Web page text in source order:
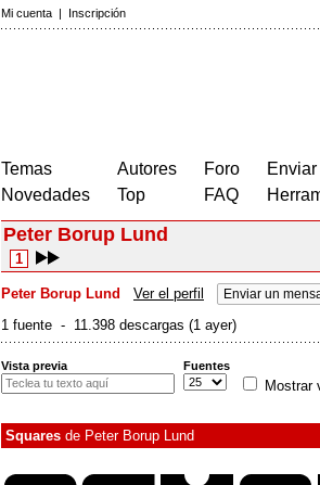
Mi cuenta | Inscripción
Temas
Novedades
Autores
Top
Foro
FAQ
Peter Borup Lund
1
Peter Borup Lund Ver el perfil Enviar un
1 fuente - 11.398 descargas (1 ayer)
Vista previa Fuentes
Mostrar
Squares de Peter Borup Lund